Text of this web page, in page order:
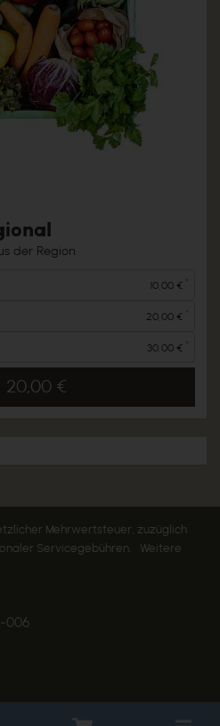
der Region
10,00 €
20,00 €
30,00 €
20,00 €
Mehrwertsteuer, zuzüglich
Servicegebühren. Weitere
006